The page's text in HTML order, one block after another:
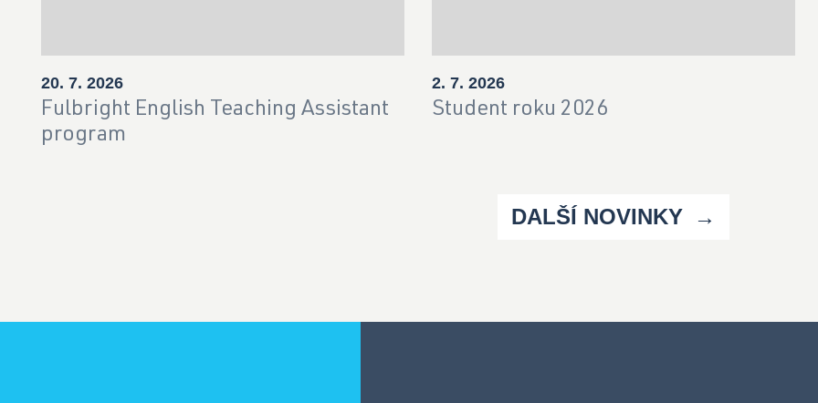
20. 7. 2026
Fulbright English Teaching Assistant
program
2. 7. 2026
Student roku 2026
DALŠÍ NOVINKY